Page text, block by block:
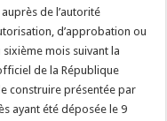
de l’autorité
d’approbation ou
mois suivant la
de la République
construire présentée par
ayant été déposée le 9